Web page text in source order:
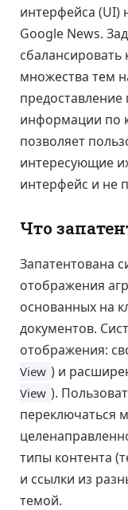
интерфейса (UI)
Google News.
множества тем
предоставление
информации по
позволяет
интересующие
интерфейс и не
Что
Запатентована
отображения
основанных на
документов.
отображения:
View ) и
View ).
переключаться
типы контента
и ссылки из
темой.